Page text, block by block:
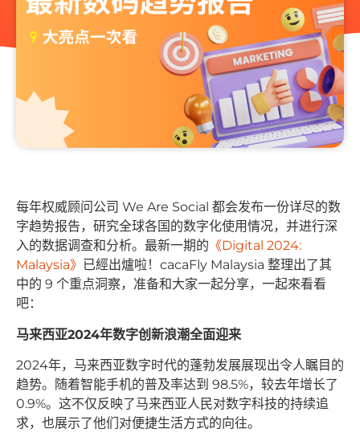
每年权威顾问公司 We Are Social 都会发布一份详尽的数
字趋势报告，研究全球各国的数字化使用情况，并进行深
入的数据调查和分析。最新一期的 《Digital 2024:
Malaysia》 已經出爐啦！cacaFly Malaysia 整理出了其
中的 9 个重点洞察，准备和大家一起分享，一起來看看
吧：
马来西亚2024年数字创新浪潮全面迎来
2024年，马来西亚数字时代的蓬勃发展展现出令人瞩目的
趋势。随着智能手机的普及率达到 98.5%，较去年增长了
0.9%。这不仅反映了马来西亚人民对数字科技的持续追
求，也展示了他们对便捷生活方式的向往。